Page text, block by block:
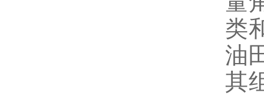
类
油
其